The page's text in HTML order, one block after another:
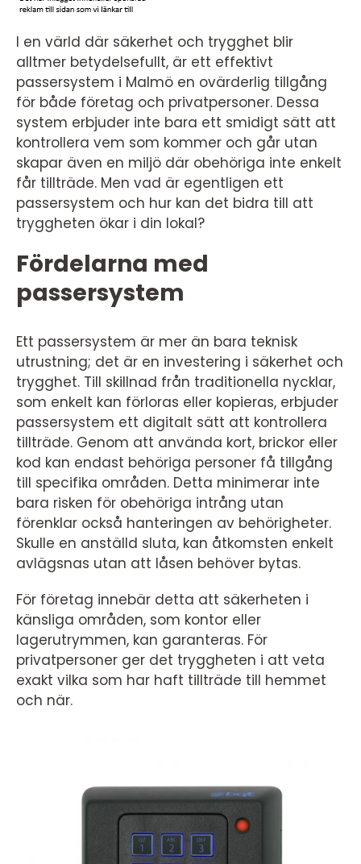
I en värld där säkerhet och trygghet blir
alltmer betydelsefullt, är ett effektivt
passersystem i Malmö en ovärderlig tillgång
för både företag och privatpersoner. Dessa
system erbjuder inte bara ett smidigt sätt att
kontrollera vem som kommer och går utan
skapar även en miljö där obehöriga inte enkelt
får tillträde. Men vad är egentligen ett
passersystem och hur kan det bidra till att
tryggheten ökar i din lokal?
Fördelarna med
passersystem
Ett passersystem är mer än bara teknisk
utrustning; det är en investering i säkerhet och
trygghet. Till skillnad från traditionella nycklar,
som enkelt kan förloras eller kopieras, erbjuder
passersystem ett digitalt sätt att kontrollera
tillträde. Genom att använda kort, brickor eller
kod kan endast behöriga personer få tillgång
till specifika områden. Detta minimerar inte
bara risken för obehöriga intrång utan
förenklar också hanteringen av behörigheter.
Skulle en anställd sluta, kan åtkomsten enkelt
avlägsnas utan att låsen behöver bytas.
För företag innebär detta att säkerheten i
känsliga områden, som kontor eller
lagerutrymmen, kan garanteras. För
privatpersoner ger det tryggheten i att veta
exakt vilka som har haft tillträde till hemmet
och när.